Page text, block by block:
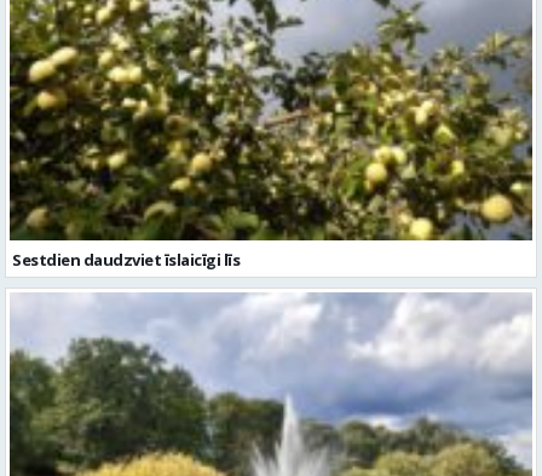
Sestdien daudzviet īslaicīgi līs